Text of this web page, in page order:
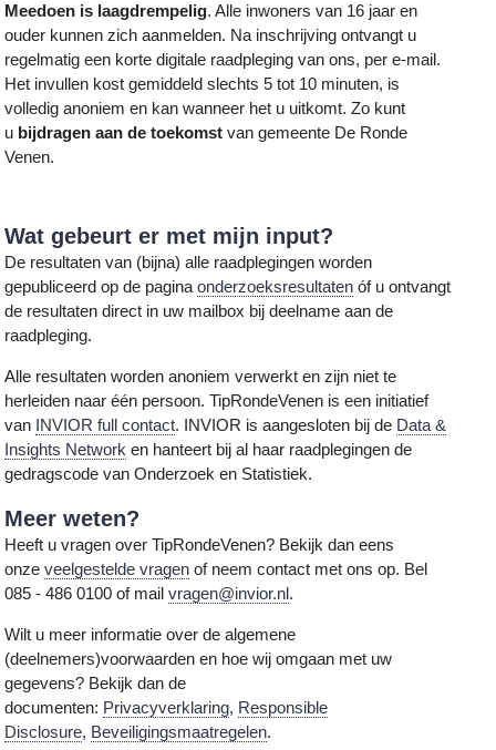
Meedoen is laagdrempelig. Alle inwoners van 16 jaar en
ouder kunnen zich aanmelden. Na inschrijving ontvangt u
regelmatig een korte digitale raadpleging van ons, per e-mail.
Het invullen kost gemiddeld slechts 5 tot 10 minuten, is
volledig anoniem en kan wanneer het u uitkomt. Zo kunt
u bijdragen aan de toekomst van gemeente De Ronde
Venen.
Wat gebeurt er met mijn input?
De resultaten van (bijna) alle raadplegingen worden
gepubliceerd op de paginaonderzoeksresultaten óf u ontvangt
de resultaten direct in uw mailbox bij deelname aan de
raadpleging.
Alle resultaten worden anoniem verwerkt en zijn niet te
herleiden naar één persoon. TipRondeVenen is een initiatief
van
INVIOR full contact. INVIOR is aangesloten bij de Data &
Insights Network en hanteert bij al haar raadplegingen de
gedragscode van Onderzoek en Statistiek.
Meer weten?
Heeft u vragen over TipRondeVenen? Bekijk dan eens
onzeveelgestelde vragen of neem contact met ons op. Bel
085 - 486 0100 of mailvragen@invior.nl .
Wilt u meer informatie over de algemene
(deelnemers)voorwaarden en hoe wij omgaan met uw
gegevens? Bekijk dan de
documenten: Privacyverklaring, Responsible
Disclosure, Beveiligingsmaatregelen.